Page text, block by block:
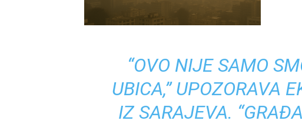
“OVO NIJE SAMO
UBICA,” UPOZORAVA
IZ SARAJEVA.